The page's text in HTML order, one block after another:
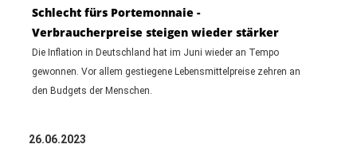
Schlecht fürs Portemonnaie -
Verbraucherpreise steigen wieder stärker
Die Inflation in Deutschland hat im Juni wieder an Tempo
gewonnen. Vor allem gestiegene Lebensmittelpreise zehren an
den Budgets der Menschen.
26.06.2023